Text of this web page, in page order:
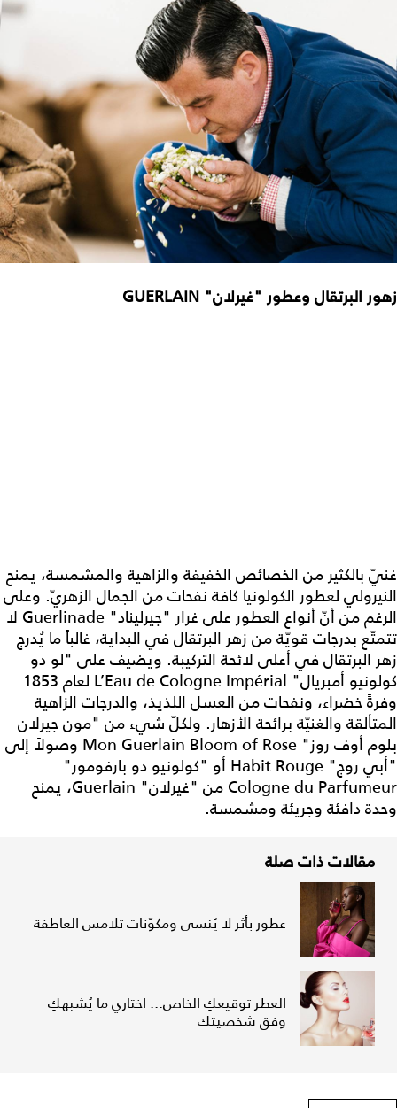
زهور البرتقال وعطور "غيرلان" GUERLAIN
غنيّ بالكثير من الخصائص الخفيفة والزاهية والمشمسة، يمنح
النيرولي لعطور الكولونيا كافة نفحات من الجمال الزهريّ. وعلى
الرغم من أنّ أنواع العطور على غرار "جيرليناد" Guerlinade لا
تتمتّع بدرجات قويّة من زهر البرتقال في البداية، غالباً ما يُدرج
زهر البرتقال في أعلى لائحة التركيبة. ويضيف على "لو دو
كولونيو أمبريال" L’Eau de Cologne Impérial لعام 1853
وفرةً خضراء، ونفحات من العسل اللذيذ، والدرجات الزاهية
المتألقة والغنيّة برائحة الأزهار. ولكلّ شيء من "مون جيرلان
بلوم أوف روز" Mon Guerlain Bloom of Rose وصولاً إلى
"أبي روج" Habit Rouge أو "كولونيو دو بارفومور"
Cologne du Parfumeur من "غيرلان" Guerlain، يمنح
وحدة دافئة وجريئة ومشمسة.
مقالات ذات صلة
عطور بأثر لا يُنسى ومكوّنات تلامس العاطفة
العطر توقيعكِ الخاص... اختاري ما يُشبهكِ
وفق شخصيتك